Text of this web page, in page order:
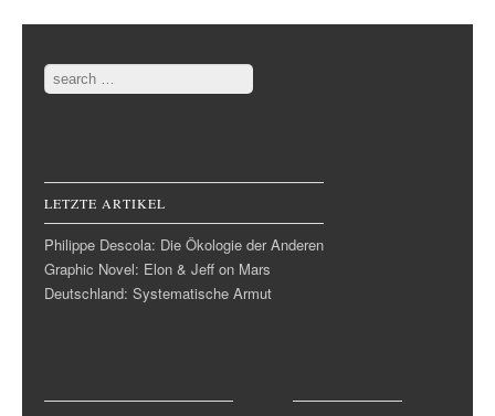
Post navigation
Search
LETZTE ARTIKEL
Philippe Descola: Die Ökologie der Anderen
Graphic Novel: Elon & Jeff on Mars
Deutschland: Systematische Armut